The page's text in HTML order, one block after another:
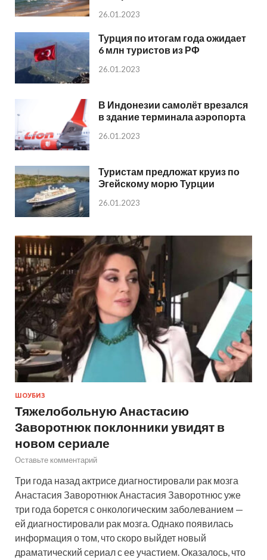
26.01.2023
Турция по итогам года ожидает
6 млн туристов из РФ
26.01.2023
В Индонезии самолёт врезался
в здание терминала аэропорта
26.01.2023
Туристам предложат круиз по
Эгейскому морю Турции
26.01.2023
ШОУБИЗ
Тяжелобольную Анастасию
Заворотнюк поклонники увидят в
новом сериале
Оставьте комментарий
Три года назад актрисе диагностировали рак мозга
Анастасия Заворотнюк Анастасия Заворотнюс уже
три года борется с онкологическим заболеванием —
ей диагностировали рак мозга. Однако появилась
информация о том, что скоро выйдет новый
драматический сериал с ее участием. Оказалось, что